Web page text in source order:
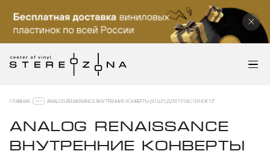
ГЛАВНАЯ ANALOG RENAISSANCE ВНУТРЕННИЕ КОНВЕРТЫ (10 ШТ) ДЛЯ ПЛАСТИНОК 12"
ANALOG RENAISSANCE
ВНУТРЕННИЕ КОНВЕРТЫ